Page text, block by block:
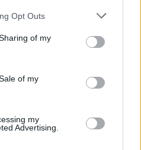
Opt Outs
of my
of my
my
Advertising.
στον Ερυθρό Σταυρό:
χτύπησε νοσηλεύτρια
‑ Τι καταγγέλλει η
για τους φύλακες
βίας στα Επείγοντα
τα ξημερώματα του
προστασίας για το νοσηλευτικό